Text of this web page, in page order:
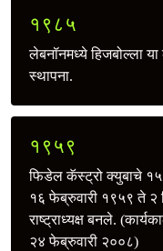
१९८५
लेबनॉनमध्ये हिजबोल्ला
स्थापना.
१९५९
फिडेल कॅस्ट्रो क्युबाचे
१६ फेब्रुवारी १९५९ ते २
राष्ट्राध्यक्ष बनले.
२४ फेब्रुवारी २००८)